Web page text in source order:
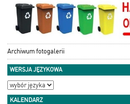
Archiwum fotogalerii
WERSJA JĘZYKOWA
KALENDARZ